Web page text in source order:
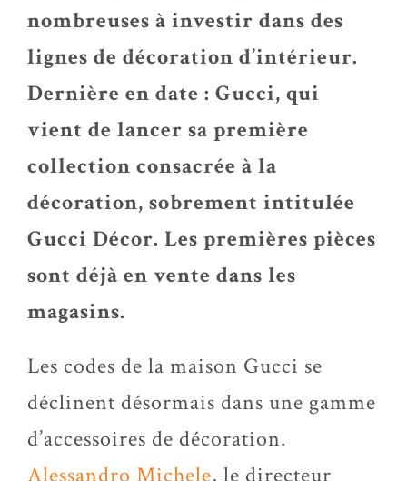
nombreuses à investir dans des
lignes de décoration d’intérieur.
Dernière en date : Gucci, qui
vient de lancer sa première
collection consacrée à la
décoration, sobrement intitulée
Gucci Décor. Les premières pièces
sont déjà en vente dans les
magasins.
Les codes de la maison Gucci se
déclinent désormais dans une gamme
d’accessoires de décoration.
Alessandro Michele, le directeur